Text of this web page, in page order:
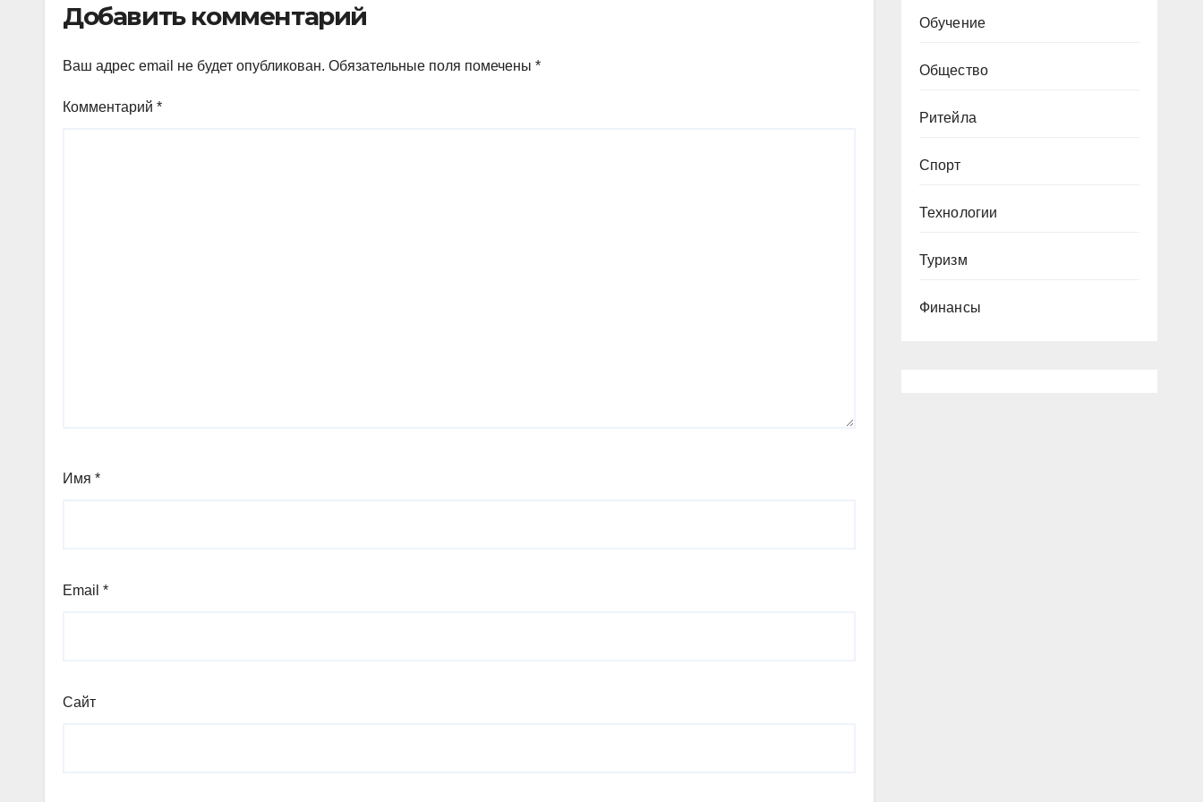
Добавить комментарий
Ваш адрес email не будет опубликован. Обязательные поля помечены *
Комментарий *
Имя *
Email *
Сайт
Обучение
Общество
Ритейла
Спорт
Технологии
Туризм
Финансы